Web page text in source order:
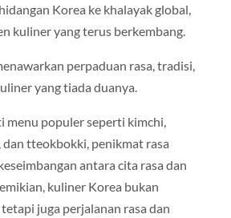
Korea ke khalayak global,
kuliner yang terus berkembang.
perpaduan rasa, tradisi,
yang tiada duanya.
menu populer seperti kimchi,
tteokbokki, penikmat rasa
antara cita rasa dan
kuliner Korea bukan
juga perjalanan rasa dan